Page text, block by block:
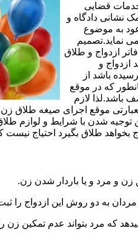
خدمات قضایی
نشانی دادگاه و
به موضوع
نماید.تصمیم
ازدواج و طلاق
ازدواج و
باشد از
که در موقع
باشد.لذا لازم
موقع اجرای صیغه طلاق زن
توجیه شدن با شرایط و لوازم
طلاق بگیرد احتیاج نیست
زن و مرد و یا باردار شدن زن.
به دو روش این ازدواج را
که مرد بتواند عدم تمکین زن